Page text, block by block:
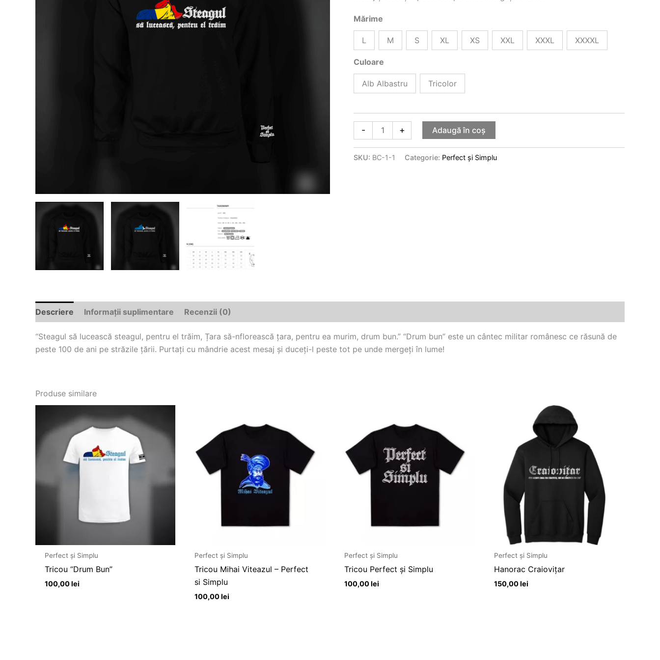
Mărime
L M S XL XS XXL XXXL XXXXL
Culoare
Alb Albastru Tricolor
- + Adaugă în coș
SKU: BC-1-1 Categorie: Perfect și Simplu
Descriere Informații suplimentare Recenzii (0)
“Steagul să lucească steagul, pentru el trăim, Țara să-nflorească țara, pentru ea murim, drum bun.” “Drum bun” este un cântec militar românesc ce răsună de
peste 100 de ani pe străzile țării. Purtați cu mândrie acest mesaj și duceți-l peste tot pe unde mergeți în lume!
Produse similare
Perfect și Simplu
Tricou “Drum Bun”
100,00lei
Perfect și Simplu
Tricou Mihai Viteazul – Perfect
si Simplu
100,00lei
Perfect și Simplu
Tricou Perfect și Simplu
100,00lei
Perfect și Simplu
Hanorac Craiovițar
150,00lei